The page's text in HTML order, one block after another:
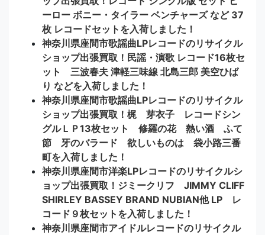
ーロー ボニー・タイラー ベンチャーズ など 37
枚 レコードセットを入荷しました！
神奈川県座間市歌謡曲LPレコードのリサイクル
ショップ出張買取！民謡・演歌 レコード16枚セ
ット 三波春夫 津軽三味線 北島三郎 美空ひば
り などを入荷しました！
神奈川県座間市歌謡曲LPレコードのリサイクル
ショップ出張買取！梶 芽衣子 レコードシン
グルＬＰ13枚セット 修羅の花 熱い酒 ふて
節 牙のバラード 欲しいものは 袋小路三番
町を入荷しました！
神奈川県座間市洋楽LPレコードのリサイクルシ
ョップ出張買取！ジミークリフ JIMMY CLIFF
SHIRLEY BASSEY BRAND NUBIAN他 LP レ
コード９枚セットを入荷しました！
神奈川県座間市アイドルレコードのリサイクル